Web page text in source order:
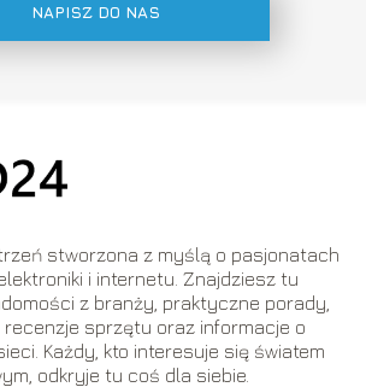
NAPISZ DO NAS
stworzona z myślą o pasjonatach
i internetu. Znajdziesz tu
z branży, praktyczne porady,
recenzje sprzętu oraz informacje o
Każdy, kto interesuje się światem
odkryje tu coś dla siebie.